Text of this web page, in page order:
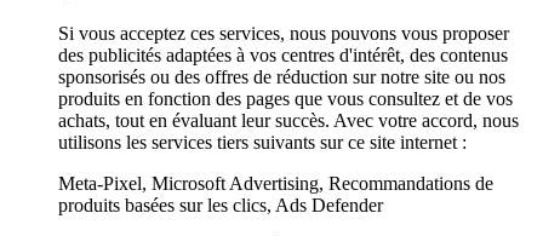
Si vous acceptez ces services, nous pouvons vous proposer
des publicités adaptées à vos centres d'intérêt, des contenus
sponsorisés ou des offres de réduction sur notre site ou nos
produits en fonction des pages que vous consultez et de vos
achats, tout en évaluant leur succès. Avec votre accord, nous
utilisons les services tiers suivants sur ce site internet :
Meta-Pixel, Microsoft Advertising, Recommandations de
produits basées sur les clics, Ads Defender